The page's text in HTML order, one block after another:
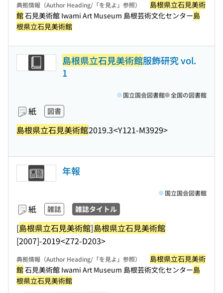
典拠情報（Author Heading/「を見よ」参照）
島根県立石見美術
館石見美術館 Iwami Art Museum 島根芸術文化センター島
根県立石見美術館
島根県立石見美術館服飾研究 vol.
1
紙 図書
島根県立石見美術館2019.3<Y121-M3929>
国立国会図書館 全国の図書館
年報
紙 雑誌 雑誌タイトル
[島根県立石見美術館]島根県立石見美術館
[2007]-2019<Z72-D203>
国立国会図書館
典拠情報（Author Heading/「を見よ」参照）
島根県立石見美術
館石見美術館 Iwami Art Museum 島根芸術文化センター島
根県立石見美術館